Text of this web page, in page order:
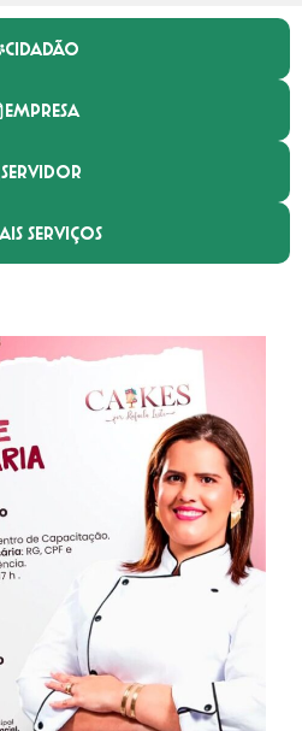
CIDADÃO
EMPRESA
SERVIDOR
SERVIÇOS